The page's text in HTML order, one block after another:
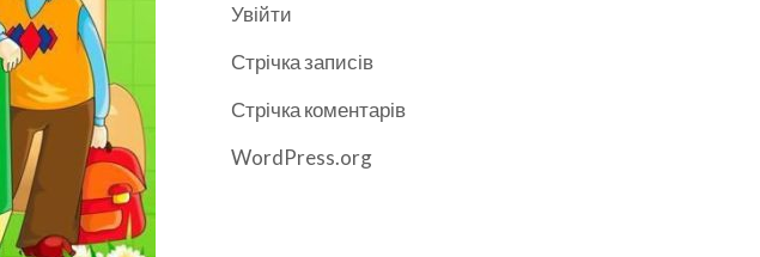
Увійти
Стрічка записів
Стрічка коментарів
WordPress.org